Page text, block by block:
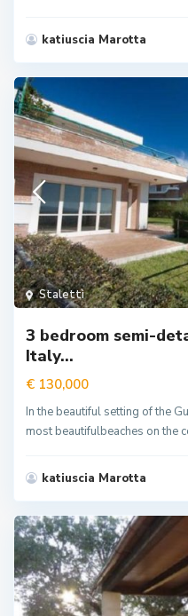
katiuscia Marotta
Stalettì
3 bedroom semi-
Italy...
€ 130,000
In the beautiful setting of the
most beautifulbeaches on the
katiuscia Marotta